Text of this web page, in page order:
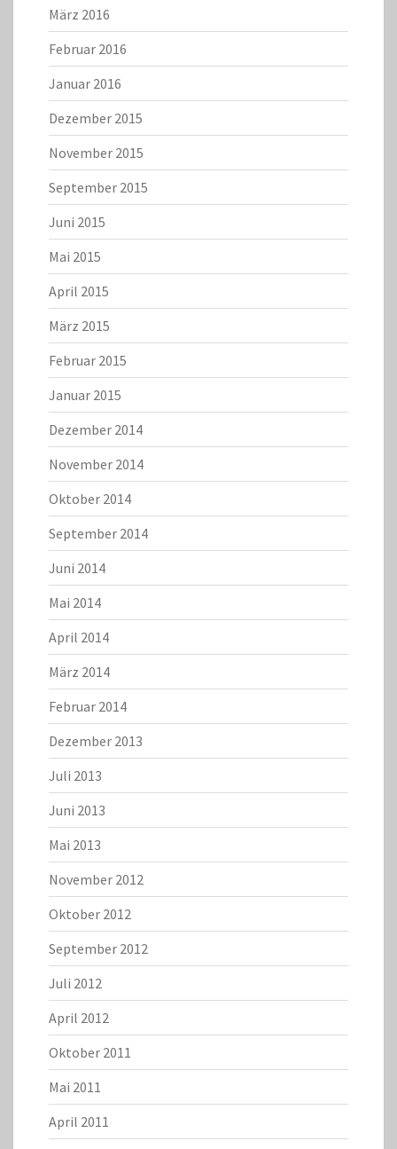
März 2016
Februar 2016
Januar 2016
Dezember 2015
November 2015
September 2015
Juni 2015
Mai 2015
April 2015
März 2015
Februar 2015
Januar 2015
Dezember 2014
November 2014
Oktober 2014
September 2014
Juni 2014
Mai 2014
April 2014
März 2014
Februar 2014
Dezember 2013
Juli 2013
Juni 2013
Mai 2013
November 2012
Oktober 2012
September 2012
Juli 2012
April 2012
Oktober 2011
Mai 2011
April 2011